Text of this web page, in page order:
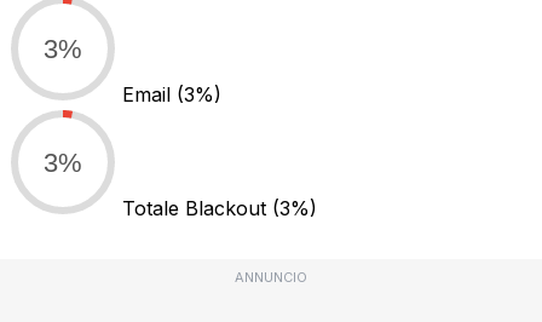
3%
Email (3%)
3%
Totale Blackout (3%)
ANNUNCIO